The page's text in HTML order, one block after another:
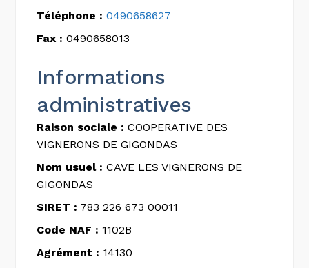
Téléphone : 0490658627
Fax : 0490658013
Informations
administratives
Raison sociale : COOPERATIVE DES
VIGNERONS DE GIGONDAS
Nom usuel : CAVE LES VIGNERONS DE
GIGONDAS
SIRET : 783 226 673 00011
Code NAF : 1102B
Agrément : 14130